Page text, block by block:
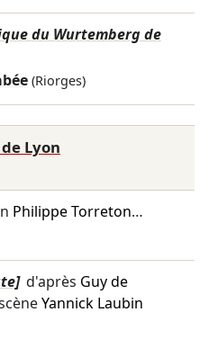
du Wurtemberg de
(Riorges)
Lyon
Philippe Torreton…
d'après Guy de
Yannick Laubin